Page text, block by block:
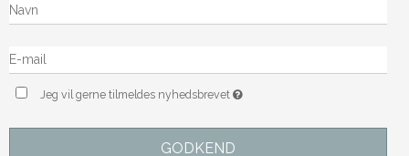
Jeg vil gerne tilmeldes nyhedsbrevet
GODKEND